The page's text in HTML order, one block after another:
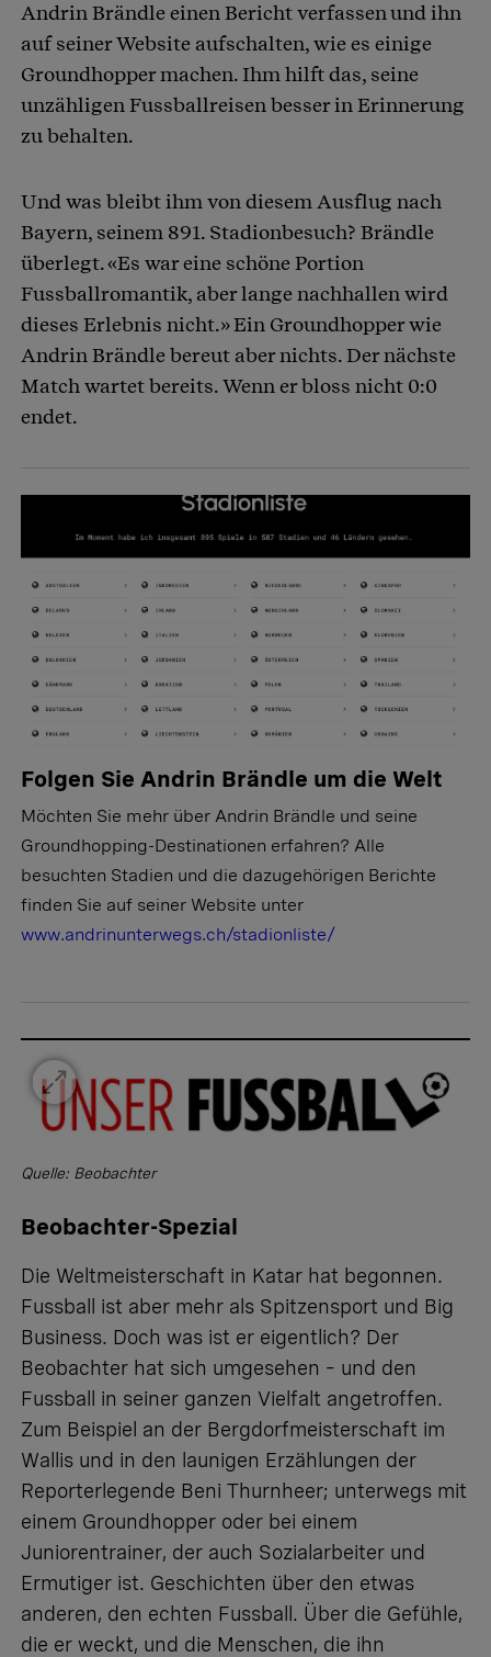
Andrin Brändle einen Bericht verfassen und ihn
auf seiner Website aufschalten, wie es einige
Groundhopper machen. Ihm hilft das, seine
unzähligen Fussballreisen besser in Erinnerung
zu behalten.
Und was bleibt ihm von diesem Ausflug nach
Bayern, seinem 891. Stadionbesuch? Brändle
überlegt. «Es war eine schöne Portion
Fussballromantik, aber lange nachhallen wird
dieses Erlebnis nicht.» Ein Groundhopper wie
Andrin Brändle bereut aber nichts. Der nächste
Match wartet bereits. Wenn er bloss nicht 0:0
endet.
Folgen Sie Andrin Brändle um die Welt
Möchten Sie mehr über Andrin Brändle und seine
Groundhopping-Destinationen erfahren? Alle
besuchten Stadien und die dazugehörigen Berichte
finden Sie auf seiner Website unter
www.andrinunterwegs.ch/stadionliste/
Quelle: Beobachter
Beobachter-Spezial
Die Weltmeisterschaft in Katar hat begonnen.
Fussball ist aber mehr als Spitzensport und Big
Business. Doch was ist er eigentlich? Der
Beobachter hat sich umgesehen – und den
Fussball in seiner ganzen Vielfalt angetroffen.
Zum Beispiel an der Bergdorfmeisterschaft im
Wallis und in den launigen Erzählungen der
Reporterlegende Beni Thurnheer; unterwegs mit
einem Groundhopper oder bei einem
Juniorentrainer, der auch Sozialarbeiter und
Ermutiger ist. Geschichten über den etwas
anderen, den echten Fussball. Über die Gefühle,
die er weckt, und die Menschen, die ihn